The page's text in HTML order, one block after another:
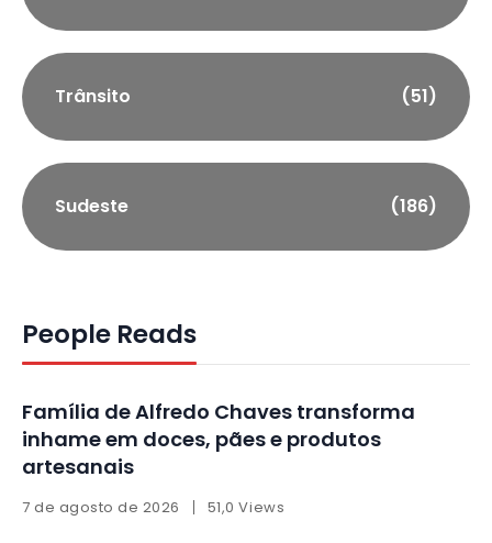
Trânsito (51)
Sudeste (186)
People Reads
Família de Alfredo Chaves transforma
inhame em doces, pães e produtos
artesanais
7 de agosto de 2026 51,0 Views